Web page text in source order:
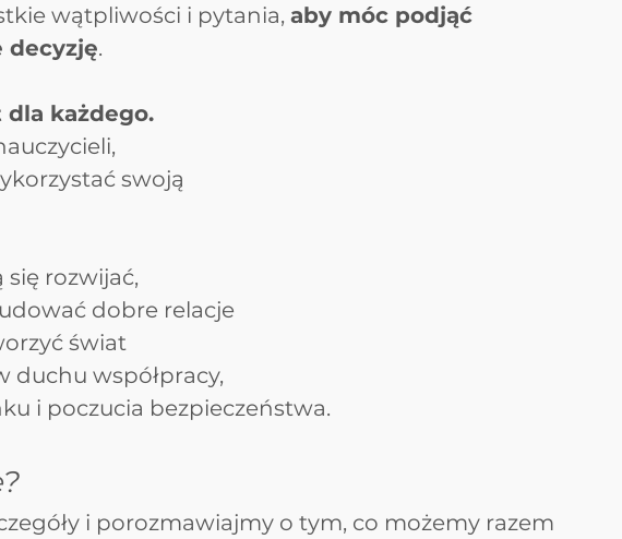
wątpliwości i pytania, aby móc podjąć
decyzję.
każdego.
swoją
się rozwijać,
dobre relacje
świat
duchu współpracy,
i poczucia bezpieczeństwa.
i porozmawiajmy o tym, co możemy razem